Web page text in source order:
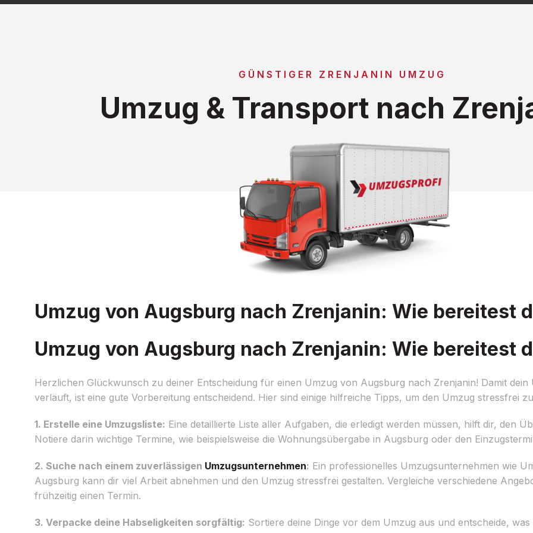
GÜNSTIGER ZRENJANIN UMZUG
Umzug & Transport nach
Umzug von Augsburg nach Zrenjanin: Wie bereitest
Umzug von Augsburg nach Zrenjanin: Wie bereitest
Herzlichen Glückwunsch zu deiner Entscheidung für einen Umzug von Augsburg nach Zrenjanin! Damit dein
verläuft, ist eine gute Vorbereitung entscheidend. Hier sind einige hilfreiche Tipps, um den Umzug stressfrei
1. Erstelle eine Umzugsliste: Eine detaillierte Liste aller Aufgaben, die erledigt werden müssen, hilft dir, den
Notiere darin wichtige Termine, wie beispielsweise die Wohnungsübergabe in Augsburg oder den
2. Suche nach einem zuverlässigen Umzugsunternehmen: Ein professionelles Umzugsunternehmen wie
Augsburg kann dir viel Arbeit abnehmen und den Umzug stressfrei gestalten. Vergleiche verschiedene
frühzeitig einen Termin.
3. Verpacke deine Habseligkeiten sorgfältig: Sortiere deine Dinge vor dem Umzug aus und entscheide,